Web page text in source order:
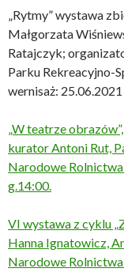
„Rytmy” wystawa
Małgorzata
Ratajczyk;
Parku Rekreacyjno-
wernisaż:
„W teatrze
kurator Antoni Rut,
Narodowe Rolnictwa
g.14:00.
VI wystawa z cyklu
Hanna Ignatowicz,
Narodowe